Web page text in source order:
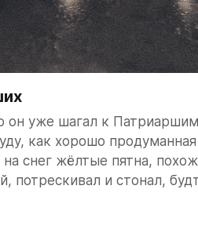
он уже шагал к
как хорошо
снег жёлтые пятна,
потрескивал и стонал,